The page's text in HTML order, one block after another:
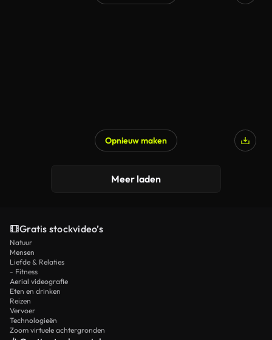
Opnieuw maken
Meer laden
Gratis stockvideo’s
Natuur
Mensen
Liefde & Relaties
- Fitness
Aerial videografie
Eten en drinken
Reizen
Vervoer
Technologieën
Zoom virtuele achtergronden